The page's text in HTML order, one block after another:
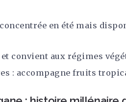
en été mais
convient aux régimes
: accompagne fruits